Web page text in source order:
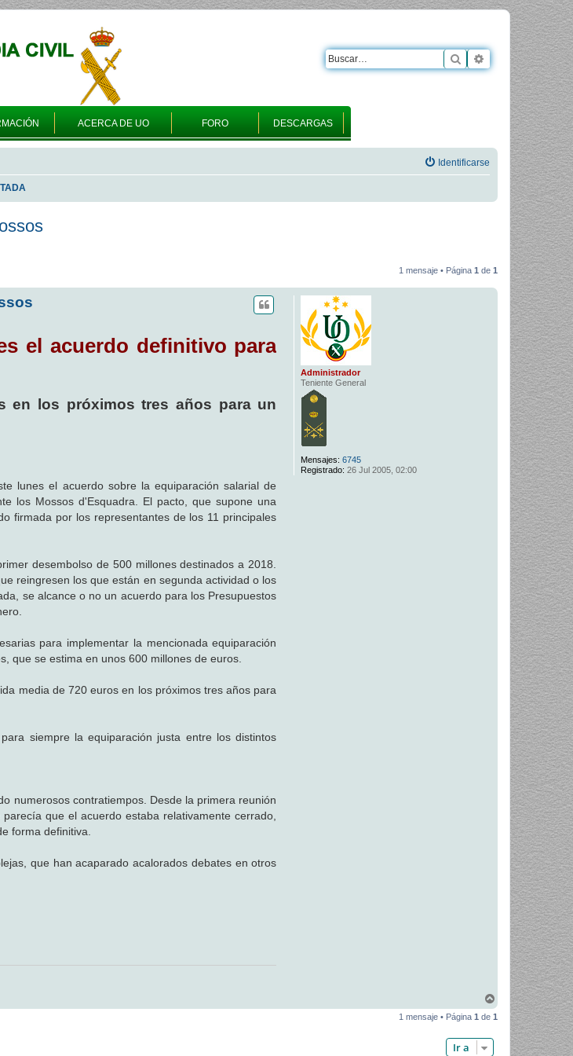
ACERCA DE UO FORO DESCARGAS
Buscar Búsqueda
Identificarse
1 mensaje • Página 1 de 1
Administrador
Teniente General
Mensajes: 6745
Registrado: 26 Jul 2005, 02:00
el acuerdo definitivo para
en los próximos tres años para un
lunes el acuerdo sobre la equiparación salarial de
los Mossos d'Esquadra. El pacto, que supone una
firmada por los representantes de los 11 principales
desembolso de 500 millones destinados a 2018.
reingresen los que están en segunda actividad o los
se alcance o no un acuerdo para los Presupuestos
para implementar la mencionada equiparación
que se estima en unos 600 millones de euros.
media de 720 euros en los próximos tres años para
siempre la equiparación justa entre los distintos
numerosos contratiempos. Desde la primera reunión
que el acuerdo estaba relativamente cerrado,
forma definitiva.
que han acaparado acalorados debates en otros
r
r
1 mensaje • Página 1 de 1
Ir a